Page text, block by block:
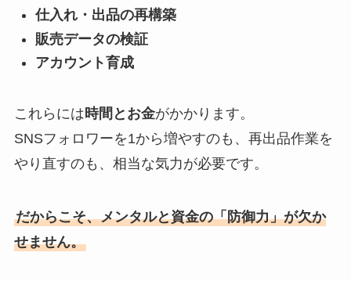
仕入れ・出品の再構築
販売データの検証
アカウント育成
これらには 時間とお金がかかります。
SNSフォロワーを1から増やすのも、再出品作業を
やり直すのも、相当な気力が必要です。
だからこそ、メンタルと資金の「防御力」が欠か
せません。